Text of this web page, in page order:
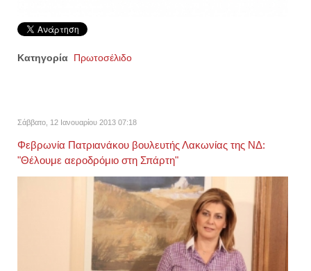
Κατηγορία Πρωτοσέλιδο
Σάββατο, 12 Ιανουαρίου 2013 07:18
Φεβρωνία Πατριανάκου βουλευτής Λακωνίας της ΝΔ:
"Θέλουμε αεροδρόμιο στη Σπάρτη"